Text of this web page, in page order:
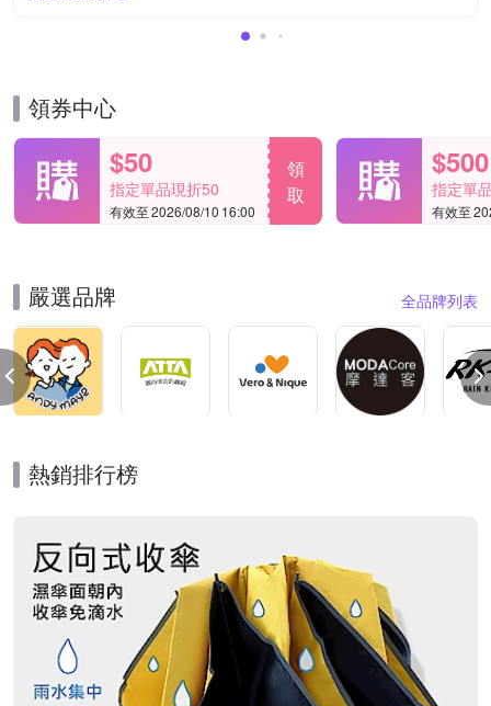
領券中心
$50
指定單品現折50
有效至 2026/08/10 16:00
領
取
$500
指定單
有效至
嚴選品牌 全品牌列表
熱銷排行榜